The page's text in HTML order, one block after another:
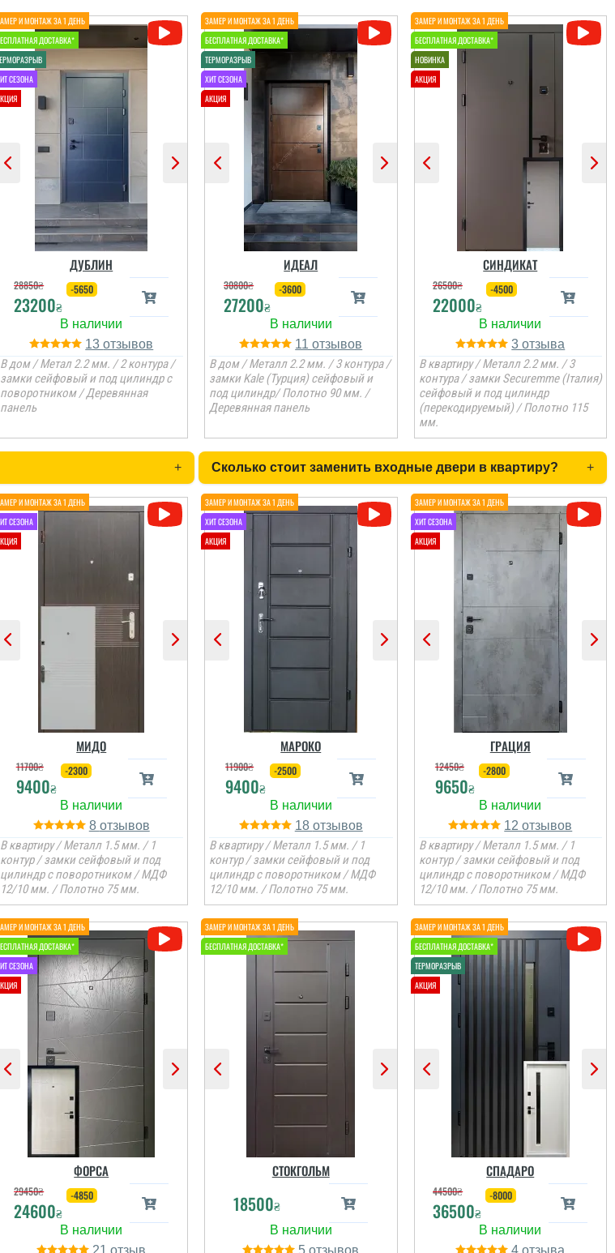
Претензій до компанії
немає, але є питання, чи
можна додатково якось
утеплити двері? Чи
послуги? Чи є послуга
експертної оцінки
дверей, виявлення
слабких місць щодо
теплоізоляції т...
читати всі відгуки
Руслана
присутність, я змогла
оформити замовлення
та встановити двері....
читати всі відгуки
Віктор
Сервіс на рівні,
прибрали. Загалом
непогано
читати всі відгуки
ДУБЛИН
28850₴
23200₴
-5650
13
В дом / Метал 2.2 мм. / 2 контура /
замки сейфовый и под цилиндр с
поворотником / Деревянная
панель
ИДЕАЛ
30800₴
27200₴
-3600
11
В дом / Металл 2.2 мм. / 3 контура /
замки Kale (Турция) сейфовый и
под цилиндр/ Полотно 90 мм. /
Деревянная панель
СИНДИКАТ
26500₴
22000₴
-4500
3
В квартиру / Металл 2.2 мм. / 3
контура / замки Securemme (Італия)
сейфовый и под цилиндр
(перекодируемый) / Полотно 115
мм.
+ Сколько стоит заменить входные двери в квартиру? +
МИДО
11700₴
9400₴
-2300
8
В квартиру / Металл 1.5 мм. / 1
контур / замки сейфовый и под
цилиндр с поворотником / МДФ
12/10 мм. / Полотно 75 мм.
МАРОКО
11900₴
9400₴
-2500
18
В квартиру / Металл 1.5 мм. / 1
контур / замки сейфовый и под
цилиндр с поворотником / МДФ
12/10 мм. / Полотно 75 мм.
ГРАЦИЯ
12450₴
9650₴
-2800
12
В квартиру / Металл 1.5 мм. / 1
контур / замки сейфовый и под
цилиндр с поворотником / МДФ
12/10 мм. / Полотно 75 мм.
ФОРСА
29450₴
24600₴
-4850
21
СТОКГОЛЬМ
18500₴
5
СПАДАРО
44500₴
36500₴
-8000
4